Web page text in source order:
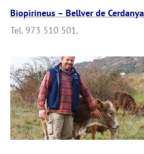
Biopirineus – Bellver de Cerdanya
Tel. 973 510 501.